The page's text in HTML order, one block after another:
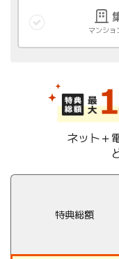
マンシ
ネット＋
特典総額